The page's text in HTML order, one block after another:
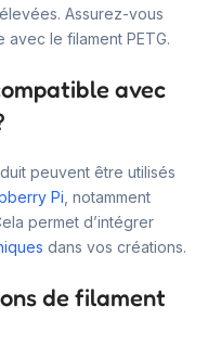
Assurez-vous
le filament PETG.
avec
peuvent être utilisés
Pi , notamment
permet d’intégrer
dans vos créations.
de filament